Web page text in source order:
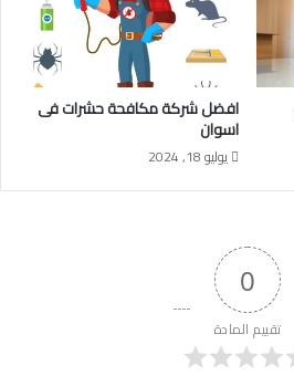
افضل شركة مكافحة حشرات فى
اسوان
يوليو 18, 2024
0
تقييم المادة